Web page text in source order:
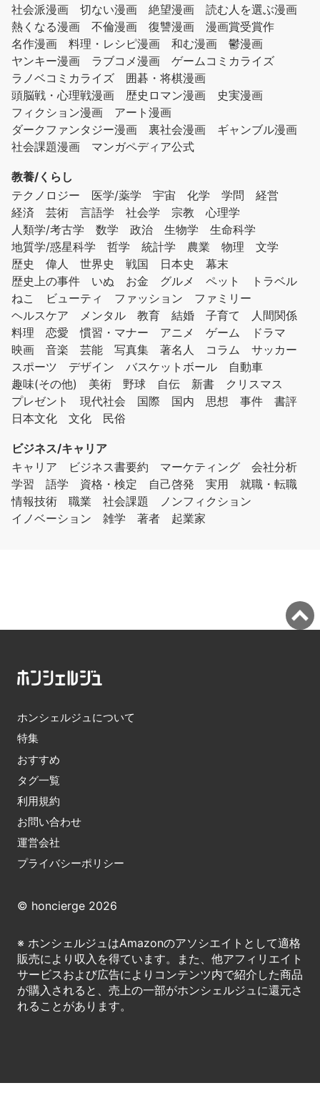
社会派漫画
切ない漫画 絶望漫画
読む人を選ぶ漫画
熱くなる漫画
不倫漫画 復讐漫画
漫画賞受賞作
名作漫画
料理・レシピ漫画 和む漫画
鬱漫画
ヤンキー漫画
ラブコメ漫画
ゲームコミカライズ
ラノベコミカライズ
囲碁・将棋漫画
頭脳戦・心理戦漫画
歴史ロマン漫画
史実漫画
フィクション漫画
アート漫画
ダークファンタジー漫画
裏社会漫画
ギャンブル漫画
社会課題漫画
マンガペディア公式
教養/くらし
テクノロジー
医学/薬学 宇宙 化学 学問
経営
経済
芸術 言語学 社会学 宗教
心理学
人類学/考古学
数学 政治 生物学
生命科学
地質学/惑星科学
哲学 統計学 農業 物理
文学
歴史
偉人 世界史 戦国 日本史
幕末
歴史上の事件
いぬ お金 グルメ ペット
トラベル
ねこ
ビューティ ファッション
ファミリー
ヘルスケア
メンタル 教育 結婚 子育て
人間関係
料理
恋愛 慣習・マナー アニメ ゲーム
ドラマ
映画
音楽 芸能 写真集 著名人 コラム
サッカー
スポーツ
デザイン バスケットボール
自動車
趣味(その他)
美術 野球 自伝 新書
クリスマス
プレゼント
現代社会 国際 国内 思想 事件
書評
日本文化
文化 民俗
ビジネス/キャリア
キャリア
ビジネス書要約 マーケティング
会社分析
学習
語学 資格・検定 自己啓発 実用
就職・転職
情報技術
職業 社会課題
ノンフィクション
イノベーション
雑学 著者 起業家
ホンシェルジュについて
特集
おすすめ
タグ一覧
利用規約
お問い合わせ
運営会社
プライバシーポリシー
© honcierge 2026
※ ホンシェルジュはAmazonのアソシエイトとして適格
販売により収入を得ています。また、他アフィリエイト
サービスおよび広告によりコンテンツ内で紹介した商品
が購入されると、売上の一部がホンシェルジュに還元さ
れることがあります。